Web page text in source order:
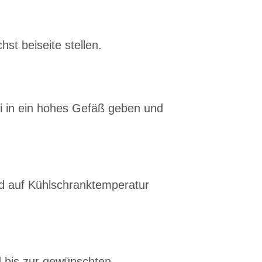
beiseite stellen.
ein hohes Gefäß geben und
auf Kühlschranktemperatur